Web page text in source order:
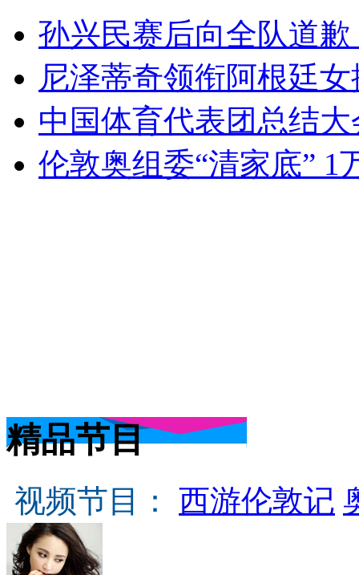
孙兴民赛后向全队道
尼泽蒂奇领衔阿根廷
中国体育代表团总结
伦敦奥组委“清家底” 1
精品节目
视频节目： 西游伦敦记